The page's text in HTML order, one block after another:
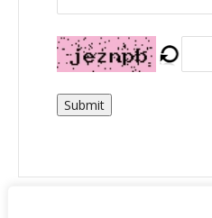
Submit